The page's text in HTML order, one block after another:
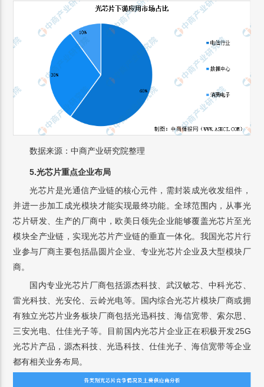
数据来源：中商产业研究院整理
5.光芯片重点企业布局
光芯片是光通信产业链的核心元件，需封装成光收发组件，
并进一步加工成光模块才能实现最终功能。全球范围内，从事光
芯片研发、生产的厂商中，欧美日领先企业能够覆盖光芯片至光
模块全产业链，实现光芯片产业链的垂直一体化。我国光芯片行
业参与厂商主要包括晶圆片企业、专业光芯片企业及大型模块厂
商。
国内专业光芯片厂商包括源杰科技、武汉敏芯、中科光芯、
雷光科技、光安伦、云岭光电等。国内综合光芯片模块厂商或拥
有独立光芯片业务板块厂商包括光迅科技、海信宽带、索尔思、
三安光电、仕佳光子等。目前国内光芯片企业正在积极开发25G
光芯片产品，源杰科技、光迅科技、仕佳光子、海信宽带等企业
都有相关业务布局。